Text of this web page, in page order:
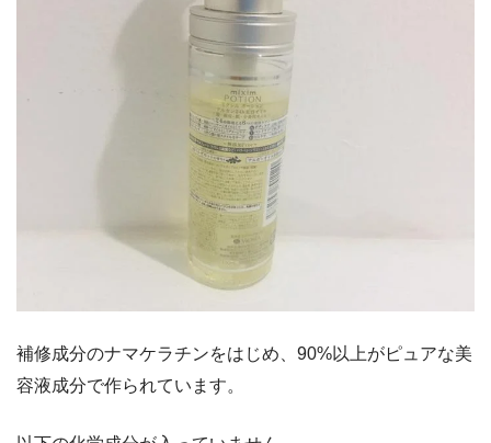
補修成分のナマケラチンをはじめ、90%以上がピュアな美
容液成分で作られています。